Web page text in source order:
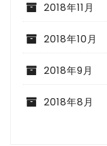
2018年11月
2018年10月
2018年9月
2018年8月